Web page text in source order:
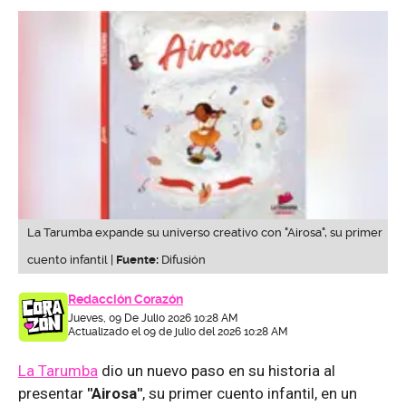
La Tarumba expande su universo creativo con "Airosa", su primer
cuento infantil | Fuente: Difusión
Redacción Corazón
Jueves, 09 De Julio 2026 10:28 AM
Actualizado el 09 de julio del 2026 10:28 AM
La Tarumba dio un nuevo paso en su historia al
presentar "Airosa", su primer cuento infantil, en un